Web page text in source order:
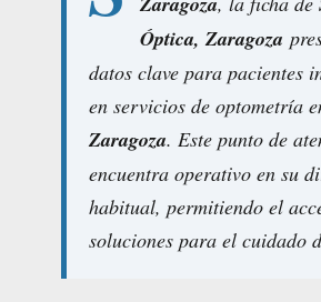
Óptica, Zaragoza
datos clave para pacientes
en servicios de optometría
Zaragoza. Este punto de
encuentra operativo en su
habitual, permitiendo el
soluciones para el cuidado